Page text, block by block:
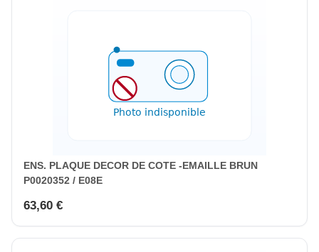
ENS. PLAQUE DECOR DE COTE -EMAILLE BRUN
P0020352 / E08E
63,60 €